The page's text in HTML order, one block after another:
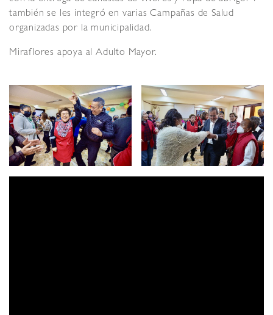
también se les integró en varias Campañas de Salud
organizadas por la municipalidad.
Miraflores apoya al Adulto Mayor.